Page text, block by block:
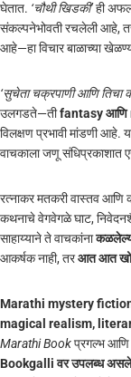
घेतात. ‘चौथी खिडकी’ही
संकल्पनेभोवती रचलेली आहे,
आहे—हा विचार बाळाच्या
‘सुचेता चक्रपाणी आणि तिचा
उलगडते—तीfantasy
विलक्षण प्रभावी मांडणी
वाचकाला जणू संधिप्रकाशात
रत्नाकर मतकरी वास्तव आणि
कथनाचे वेगवेगळे घाट,
साहाय्याने ते वाचकांना
आकर्षक नाही, तरआत आत
Marathi mystery
magical realism,
Marathi Bookप्रगल्भ आणि
Bookgalli वर उपलब्ध